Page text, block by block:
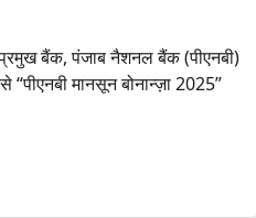
प्रमुख बैंक, पंजाब नैशनल बैंक (पीएनबी)
मानसून बोनान्ज़ा 2025”